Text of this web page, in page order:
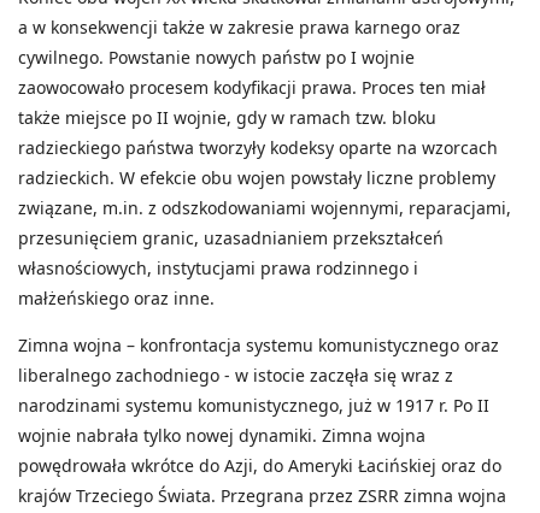
a w konsekwencji także w zakresie prawa karnego oraz
cywilnego. Powstanie nowych państw po I wojnie
zaowocowało procesem kodyfikacji prawa. Proces ten miał
także miejsce po II wojnie, gdy w ramach tzw. bloku
radzieckiego państwa tworzyły kodeksy oparte na wzorcach
radzieckich. W efekcie obu wojen powstały liczne problemy
związane, m.in. z odszkodowaniami wojennymi, reparacjami,
przesunięciem granic, uzasadnianiem przekształceń
własnościowych, instytucjami prawa rodzinnego i
małżeńskiego oraz inne.
Zimna wojna – konfrontacja systemu komunistycznego oraz
liberalnego zachodniego - w istocie zaczęła się wraz z
narodzinami systemu komunistycznego, już w 1917 r. Po II
wojnie nabrała tylko nowej dynamiki. Zimna wojna
powędrowała wkrótce do Azji, do Ameryki Łacińskiej oraz do
krajów Trzeciego Świata. Przegrana przez ZSRR zimna wojna